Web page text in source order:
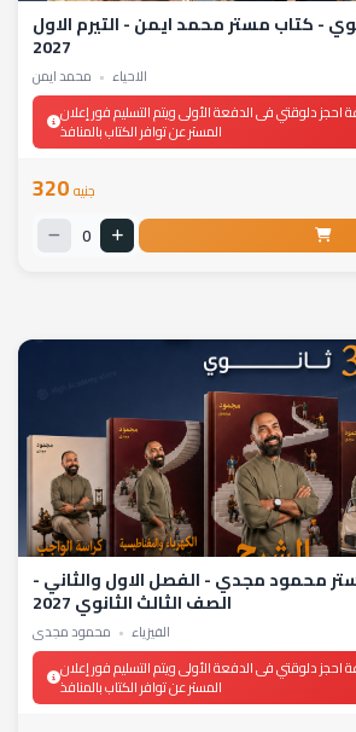
- كتاب مستر محمد ايمن - التيرم الاول
2027
الاحياء • محمد ايمن
احجز دلوقتي فى الدفعة الأولى ويتم التسليم فور إعلان
المستر عن توافر الكتاب بالمنافذ
320 جنيه
0
محمود مجدي - الفصل الاول والثاني -
الصف الثالث الثانوي 2027
الفيزياء • محمود مجدي
احجز دلوقتي فى الدفعة الأولى ويتم التسليم فور إعلان
المستر عن توافر الكتاب بالمنافذ